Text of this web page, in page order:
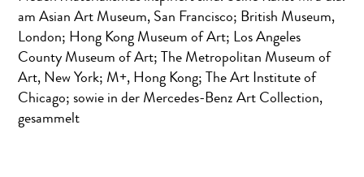
am Asian Art Museum, San Francisco; British Museum,
London; Hong Kong Museum of Art; Los Angeles
County Museum of Art; The Metropolitan Museum of
Art, New York; M+, Hong Kong; The Art Institute of
Chicago; sowie in der Mercedes-Benz Art Collection,
gesammelt